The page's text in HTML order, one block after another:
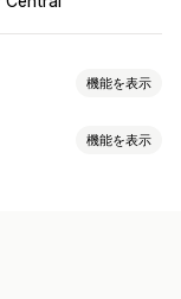
機能を表示
機能を表示